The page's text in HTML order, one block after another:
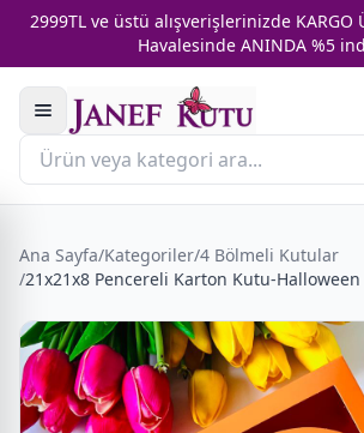
2999TL ve üstü alışverişlerinizde KARGO
Havalesinde ANINDA %5
Ana Sayfa/Kategoriler/4 Bölmeli Kutular
/21x21x8 Pencereli Karton Kutu-